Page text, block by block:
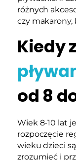
różnych
czy makarony,
Kiedy
od 8
Wiek 8-10 lat
rozpoczęcie
wieku dzieci
zrozumieć i